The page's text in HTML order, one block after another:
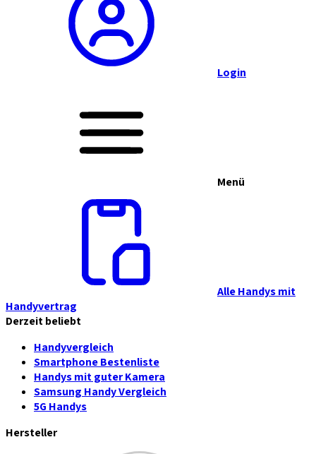
Login
Menü
Alle Handys mit
Handyvertrag
Derzeit beliebt
Handyvergleich
Smartphone Bestenliste
Handys mit guter Kamera
Samsung Handy Vergleich
5G Handys
Hersteller